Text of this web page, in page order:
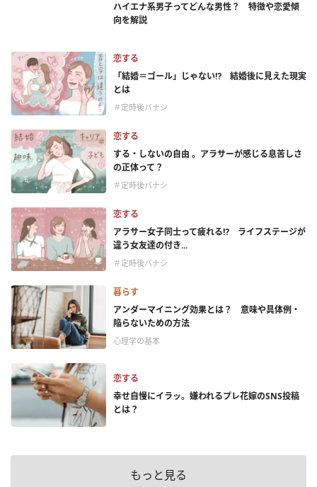
ハイエナ系男子ってどんな男性？ 特徴や恋愛傾
向を解説
恋する
「結婚＝ゴール」じゃない⁉ 結婚後に見えた現実
とは
＃定時後バナシ
恋する
する・しないの自由 。アラサーが感じる息苦しさ
の正体って？
＃定時後バナシ
恋する
アラサー女子同士って疲れる⁉ ライフステージが
違う女友達の付き...
＃定時後バナシ
暮らす
アンダーマイニング効果とは？ 意味や具体例・
陥らないための方法
心理学の基本
恋する
幸せ自慢にイラッ。嫌われるプレ花嫁のSNS投稿
とは？
もっと見る